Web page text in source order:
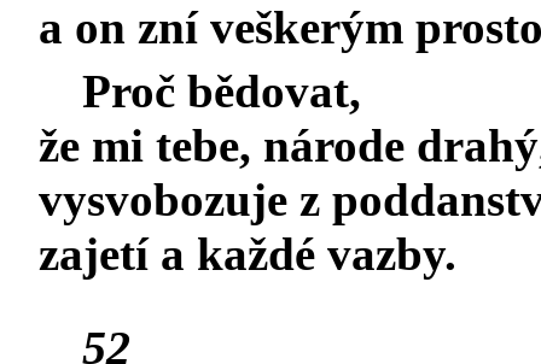
a on zní veškerým
Proč bědovat,
že mi tebe, národe
vysvobozuje z
zajetí a každé vazby.
52